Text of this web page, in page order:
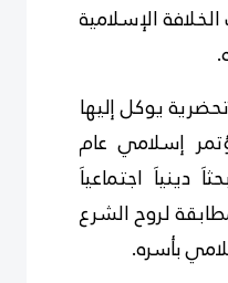
الإسلامية
يوكل إليها
إسلامي عام
دينياَ اجتماعياَ
لروح الشرع
بأسره.